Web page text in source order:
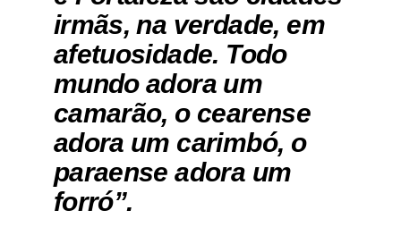
irmãs, na verdade, em
afetuosidade. Todo
mundo adora um
camarão, o cearense
adora um carimbó, o
paraense adora um
forró”.